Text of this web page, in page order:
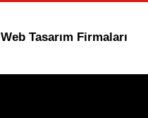
Web Tasarım Firmaları